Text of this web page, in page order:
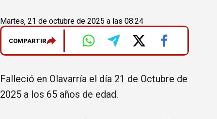
Martes, 21 de octubre de 2025 a las 08:24
COMPARTIR
Falleció en Olavarría el día 21 de Octubre de
2025 a los 65 años de edad.